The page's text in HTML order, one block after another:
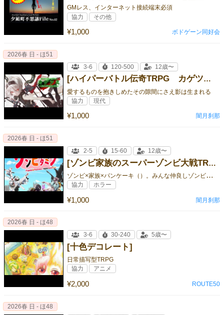
GMレス、インターネット接続端末必須
¥1,000
協力 その他
ボドゲーン同好会
[ハイパーバトル伝奇TRPG カゲツミ 美柳戯町戦キ譚]
愛するものを抱きしめたその隙間にさえ影は生まれる
¥1,000
2026春 日 - ほ51
3-6
120-500 12歳〜
協力 現代
闇月刹那
[ゾンビ家族のスーパーゾンビ大戦TRPG ゾンビタミン]
ゾ
ンビ×家族×パンケーキ（）。みんな仲良しゾンビタミン
¥1,000
2026春 日 - ほ51
2-5
15-60 12歳〜
協力 ホラー
闇月刹那
[十色デコレート]
日常描写型TRPG
¥2,000
2026春 日 - ほ48
3-6
30-240 5歳〜
協力 アニメ
ROUTE50
2026春 日 - ほ48